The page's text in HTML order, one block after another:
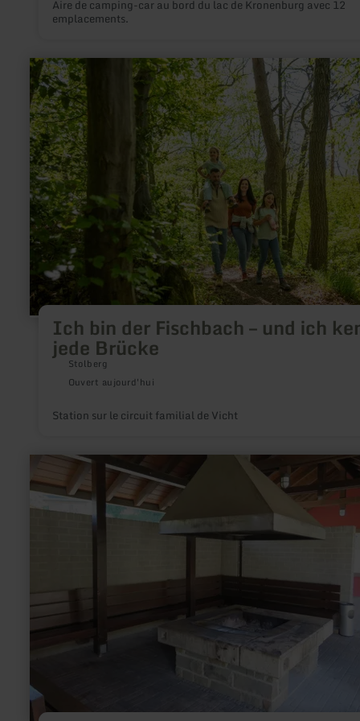
Aire de camping-car au bord du lac de Kronenburg avec 12
emplacements.
Ich bin der Fischbach – und ich
jede Brücke
Stolberg
Ouvert aujourd'hui
Station sur le circuit familial de Vicht
en
savoir
plus
sur
:
Ich
bin
der
Fischbach
–
und
ich
kenne
jede
Brücke
plus
: